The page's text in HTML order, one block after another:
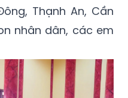
Thạnh An, Cần
nhân dân, các em